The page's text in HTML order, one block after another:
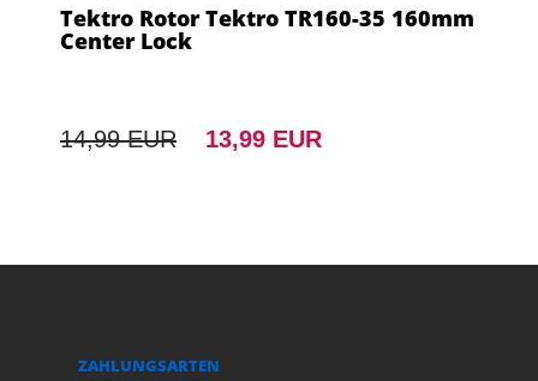
Tektro Rotor Tektro TR160-35 160mm
Center Lock
14,99 EUR 13,99 EUR
ZAHLUNGSARTEN